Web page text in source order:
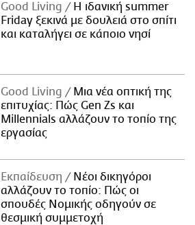
Good Living
Η ιδανική summer
Friday ξεκινά με δουλειά στο σπίτι
και καταλήγει σε κάποιο νησί
Good Living
Μια νέα οπτική της
επιτυχίας: Πώς Gen Zs και
Millennials αλλάζουν το τοπίο της
εργασίας
Εκπαίδευση
Νέοι δικηγόροι
αλλάζουν το τοπίο: Πώς οι
σπουδές Νομικής οδηγούν σε
θεσμική συμμετοχή